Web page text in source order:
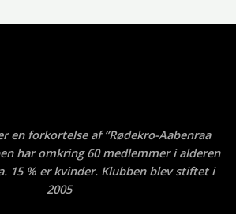
en forkortelse af ”Rødekro-Aabenraa
har omkring 60 medlemmer i alderen
15 % er kvinder. Klubben blev stiftet i
2005